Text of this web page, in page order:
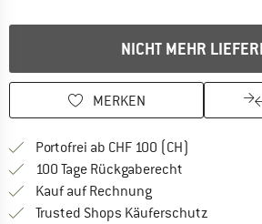
NICHT MEHR
MERKEN
Portofrei ab CHF 100 (CH)
100 Tage Rückgaberecht
Kauf auf RechnungFinde die
Trusted Shops Käuferschutz